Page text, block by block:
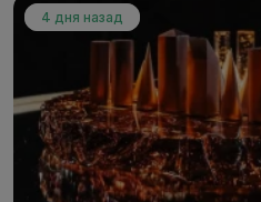
4 дня назад